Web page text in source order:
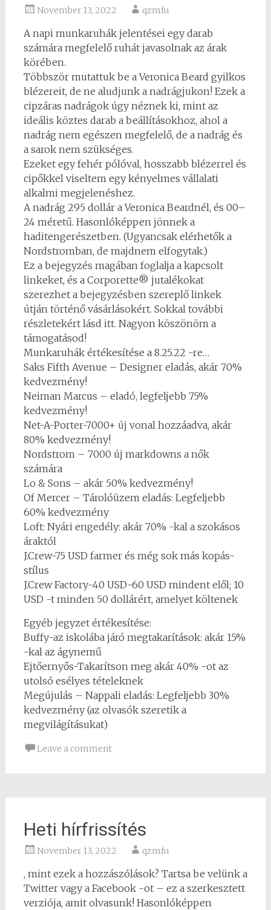
November 13, 2022 qzmfu
A napi munkaruhák jelentései egy darab
számára megfelelő ruhát javasolnak az árak
körében.
Többször mutattuk be a Veronica Beard gyilkos
blézereit, de ne aludjunk a nadrágjukon! Ezek a
cipzáras nadrágok úgy néznek ki, mint az
ideális köztes darab a beállításokhoz, ahol a
nadrág nem egészen megfelelő, de a nadrág és
a sarok nem szükséges.
Ezeket egy fehér pólóval, hosszabb blézerrel és
cipőkkel viseltem egy kényelmes vállalati
alkalmi megjelenéshez.
A nadrág 295 dollár a Veronica Beardnél, és 00–
24 méretű. Hasonlóképpen jönnek a
haditengerészetben. (Ugyancsak elérhetők a
Nordstromban, de majdnem elfogytak.)
Ez a bejegyzés magában foglalja a kapcsolt
linkeket, és a Corporette® jutalékokat
szerezhet a bejegyzésben szereplő linkek
útján történő vásárlásokért. Sokkal további
részletekért lásd itt. Nagyon köszönöm a
támogatásod!
Munkaruhák értékesítése a 8.25.22 -re…
Saks Fifth Avenue – Designer eladás, akár 70%
kedvezmény!
Neiman Marcus – eladó, legfeljebb 75%
kedvezmény!
Net-A-Porter-7000+ új vonal hozzáadva, akár
80% kedvezmény!
Nordstrom – 7000 új markdowns a nők
számára
Lo & Sons – akár 50% kedvezmény!
Of Mercer – Tárolóüzem eladás: Legfeljebb
60% kedvezmény
Loft: Nyári engedély: akár 70% -kal a szokásos
áraktól
J.Crew-75 USD farmer és még sok más kopás-
stílus
J.Crew Factory-40 USD-60 USD mindent elől; 10
USD -t minden 50 dollárért, amelyet költenek
Egyéb jegyzet értékesítése:
Buffy-az iskolába járó megtakarítások: akár 15%
-kal az ágynemű
Ejtőernyős-Takarítson meg akár 40% -ot az
utolsó esélyes tételeknek
Megújulás – Nappali eladás: Legfeljebb 30%
kedvezmény (az olvasók szeretik a
megvilágításukat)
Leave a comment
Heti hírfrissítés
November 13, 2022 qzmfu
, mint ezek a hozzászólások? Tartsa be velünk a
Twitter vagy a Facebook -ot – ez a szerkesztett
verziója, amit olvasunk! Hasonlóképpen